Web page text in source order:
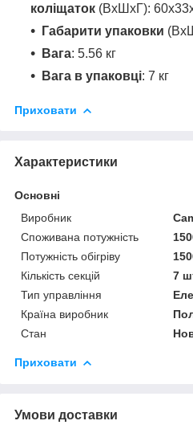
коліщаток (ВхШхГ):
Габарити упаковки
Вага: 5.56 кг
Вага в упаковці: 7 кг
Приховати
Характеристики
Основні
Виробник
Споживана потужність
Потужність обігріву
Кількість секцій
7
Тип управління
Країна виробник
Стан
Приховати
Умови доставки